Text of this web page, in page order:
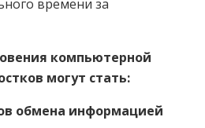
времени за
компьютерной
могут стать:
обмена информацией